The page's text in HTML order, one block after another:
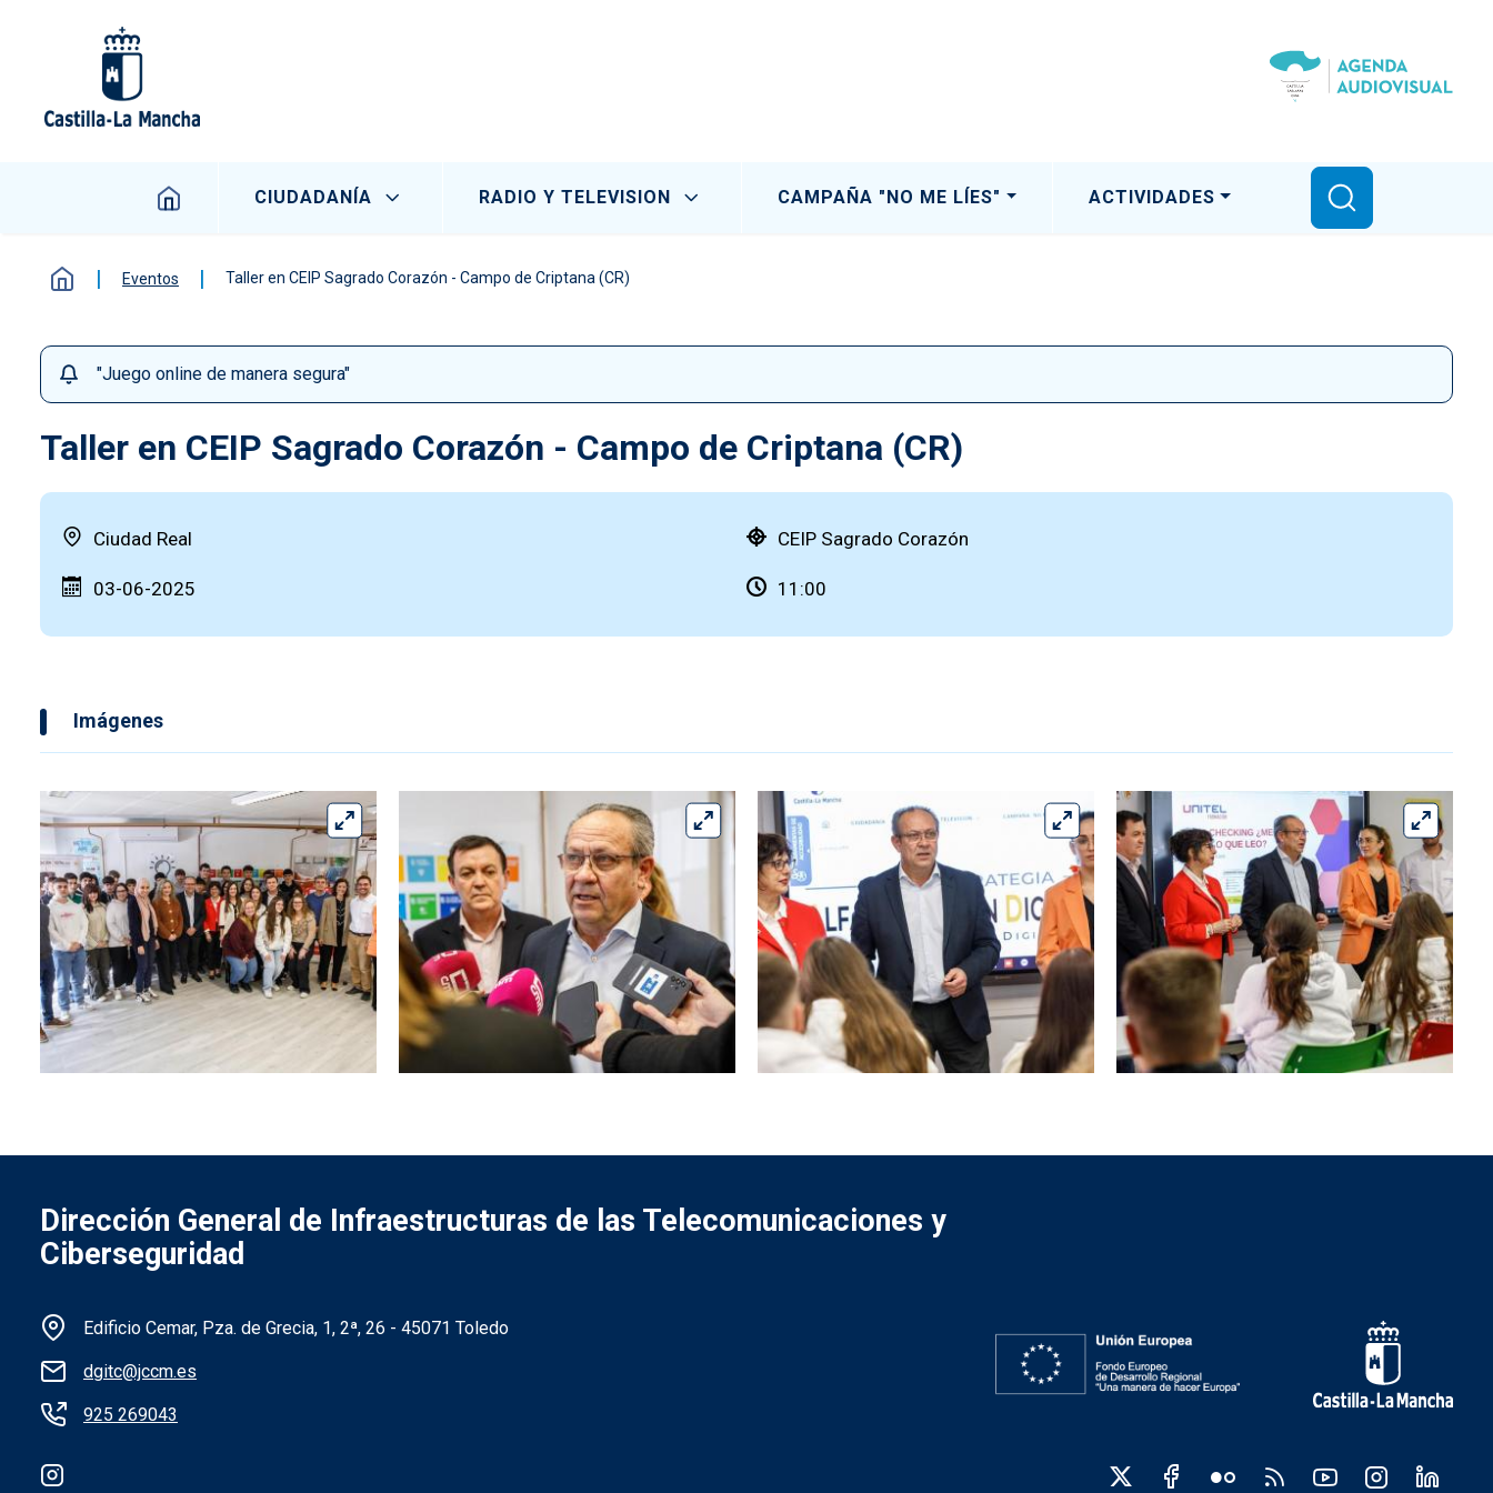
Navegación principal
CIUDADANÍA RADIO Y TELEVISION CAMPAÑA "NO ME LÍES" ACTIVIDADES
Eventos Taller en CEIP Sagrado Corazón - Campo de Criptana (CR)
"Juego online de manera segura"
Taller en CEIP Sagrado Corazón - Campo de Criptana (CR)
Ciudad Real CEIP Sagrado Corazón
03-06-2025 11:00
Imágenes
Dirección General de Infraestructuras de las Telecomunicaciones y
Ciberseguridad
Información de la institución
Edificio Cemar, Pza. de Grecia, 1, 2ª, 26 - 45071 Toledo
dgitc@jccm.es
925 269043
Redes sociales institución Redes sociales JCCM